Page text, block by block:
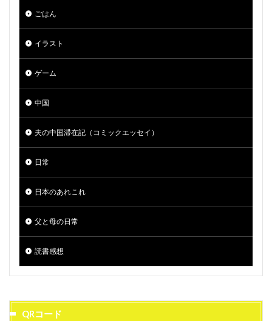
ごはん
イラスト
ゲーム
中国
夫の中国滞在記（コミックエッセイ）
日常
日本のあれこれ
父と母の日常
読書感想
QRコード